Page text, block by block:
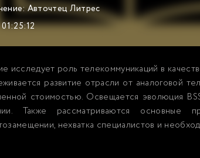
Авточтец Литрес
01:25:12
исследует роль телекоммуникаций в
развитие отрасли от аналоговой
стоимостью. Освещается эволюция
Также рассматриваются основные
нехватка специалистов и